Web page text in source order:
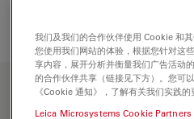
我们及我们的合作伙伴使用 Cookie 和
您使用我们网站的体验，根据您针对这
享内容，展开分析并衡量我们广告活动
的合作伙伴共享（链接见下方）。您可
《Cookie 通知》，了解有关我们实践的
Leica Microsystems Cookie Partners